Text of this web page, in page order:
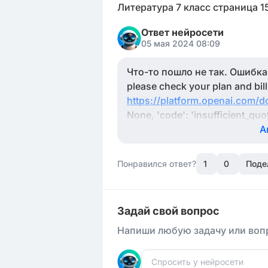
Литература 7 класс страница
Ответ нейросети
05 мая 2024 08:09
Что-то пошло не так.
please check your plan and
https://platform.openai.com/
None, 'code':
Понравился ответ? 1 0
Задай свой вопрос
Напиши любую задачу или